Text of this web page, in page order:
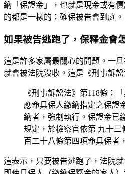
納「保證金」，也就是現金或有
的都是一樣的：確保被告會到庭。
如果被告逃跑了，保釋金會
這是許多家屬最關心的問題。一
就會被法院沒收。這是《刑事訴
《刑事訴訟法》第118條：
應命具保人繳納指定之保證
納者，強制執行。保證金已
規定，於檢察官依第 九十三
百二十八條第四項命具保者
這表示，只要被告逃跑了，法院